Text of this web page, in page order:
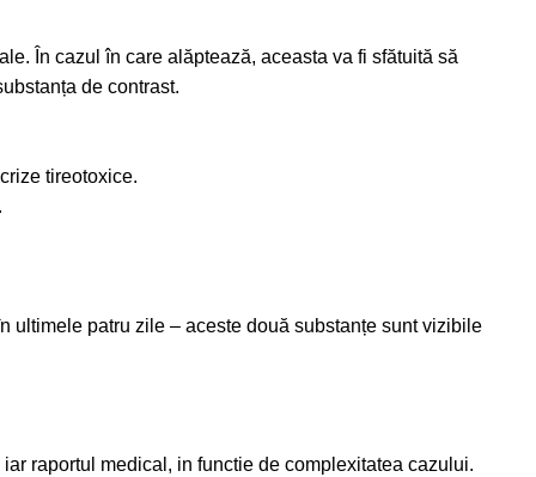
În cazul în care alăptează, aceasta va fi sfătuită să
de contrast.
tireotoxice.
ultimele patru zile – aceste două substanțe sunt vizibile
raportul medical, in functie de complexitatea cazului.